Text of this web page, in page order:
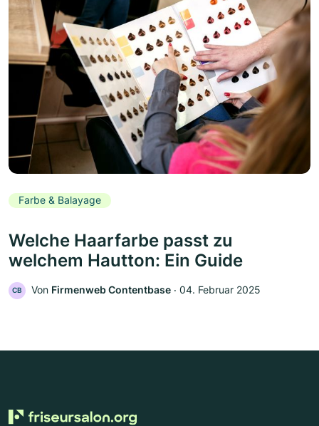
Farbe & Balayage
Welche Haarfarbe passt zu
welchem Hautton: Ein Guide
CB Von Firmenweb Contentbase ‧ 04. Februar 2025